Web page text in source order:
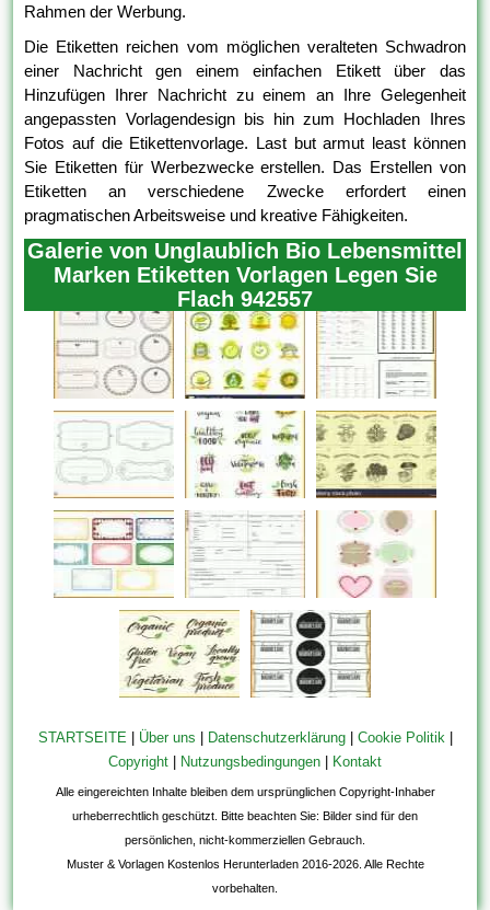
Rahmen der Werbung.
Die Etiketten reichen vom möglichen veralteten Schwadron
einer Nachricht gen einem einfachen Etikett über das
Hinzufügen Ihrer Nachricht zu einem an Ihre Gelegenheit
angepassten Vorlagendesign bis hin zum Hochladen Ihres
Fotos auf die Etikettenvorlage. Last but armut least können
Sie Etiketten für Werbezwecke erstellen. Das Erstellen von
Etiketten an verschiedene Zwecke erfordert einen
pragmatischen Arbeitsweise und kreative Fähigkeiten.
Galerie von Unglaublich Bio Lebensmittel
Marken Etiketten Vorlagen Legen Sie
Flach 942557
STARTSEITE Über uns Datenschutzerklärung| Cookie Politik
Copyright
Nutzungsbedingungen Kontakt
Alle eingereichten Inhalte bleiben dem ursprünglichen Copyright-Inhaber
urheberrechtlich geschützt. Bitte beachten Sie: Bilder sind für den
persönlichen, nicht-kommerziellen Gebrauch.
Muster & Vorlagen Kostenlos Herunterladen 2016-2026. Alle Rechte
vorbehalten.